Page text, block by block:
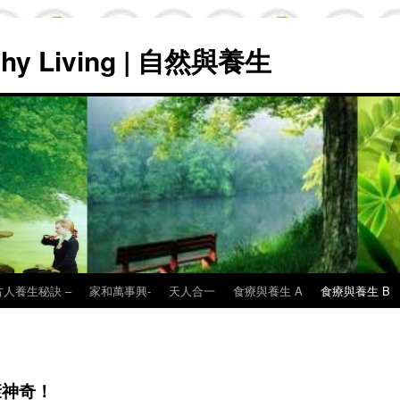
Living | 自然與養生
人養生秘訣 – 家和萬事興- 天人合一 食療與養生 A 食療與養生 B
奇！